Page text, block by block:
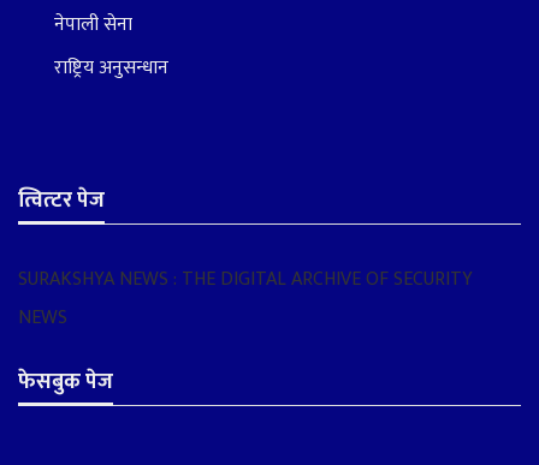
नेपाली सेना
राष्ट्रिय अनुसन्धान
त्वित्टर पेज
SURAKSHYA NEWS : THE DIGITAL ARCHIVE OF SECURITY
NEWS
फेसबुक पेज